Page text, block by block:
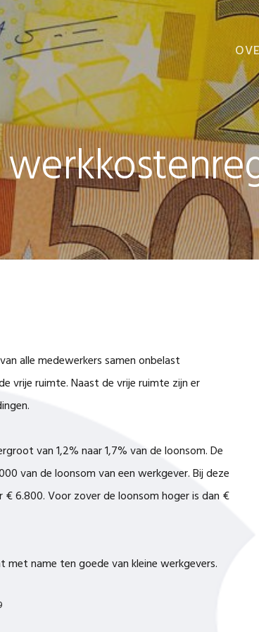
alle medewerkers samen onbelast
vrije ruimte. Naast de vrije ruimte zijn er
van 1,2% naar 1,7% van de loonsom. De
van de loonsom van een werkgever. Bij deze
6.800. Voor zover de loonsom hoger is dan €
name ten goede van kleine werkgevers.